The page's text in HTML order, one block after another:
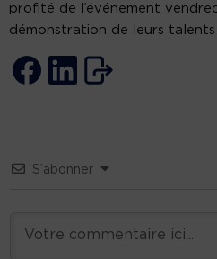
profité de l’événement
démonstration de leurs talents
S’abonner